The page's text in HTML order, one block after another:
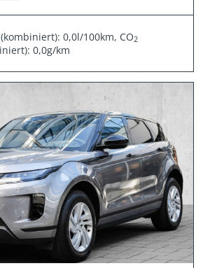
0,0l/100km, CO2
0,0g/km